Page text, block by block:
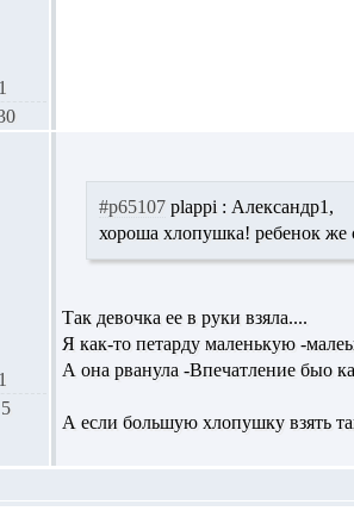
#p65107 plappi : Александр1,
хороша хлопушка! ребенок же
Так девочка ее в руки взяла....
Я как-то петарду маленькую -
А она рванула -Впечатление быо
А если большую хлопушку взять